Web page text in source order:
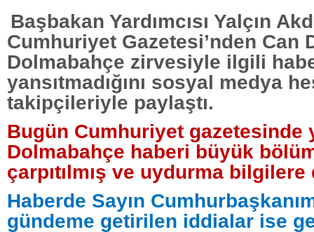
Başbakan Yardımcısı Yalçın
Cumhuriyet Gazetesi’nden Can
Dolmabahçe zirvesiyle ilgili
yansıtmadığını sosyal medya
takipçileriyle paylaştı.
Bugün Cumhuriyet gazetesinde
Dolmabahçe haberi büyük
çarpıtılmış ve uydurma bilgilere
Haberde Sayın
gündeme getirilen iddialar ise